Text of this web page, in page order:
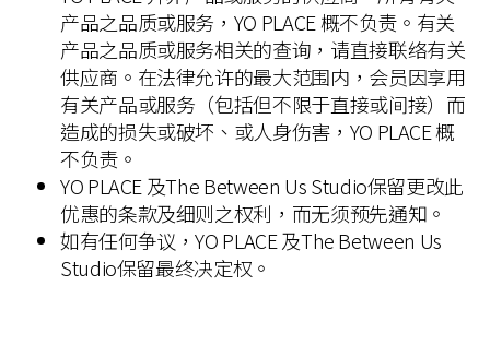
产品之品质或服务，YO PLACE 概不负责。有关
产品之品质或服务相关的查询，请直接联络有关
供应商。在法律允许的最大范围内，会员因享用
有关产品或服务（包括但不限于直接或间接）而
造成的损失或破坏、或人身伤害，YO PLACE 概
不负责。
YO PLACE 及The Between Us Studio保留更改此
优惠的条款及细则之权利，而无须预先通知。
如有任何争议，YO PLACE 及The Between Us
Studio保留最终决定权。